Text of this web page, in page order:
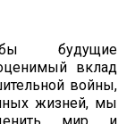
будущие
вклад
войны,
жизней, мы